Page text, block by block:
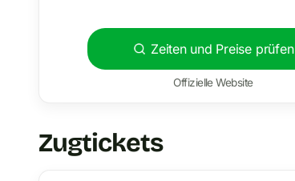
Zeiten und Preise prüfen
Offizielle Website
Zugtickets